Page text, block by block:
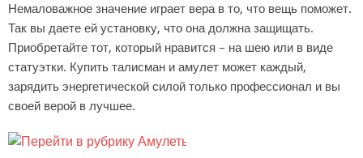
Немаловажное значение играет вера в то, что вещь поможет.
Так вы даете ей установку, что она должна защищать.
Приобретайте тот, который нравится – на шею или в виде
статуэтки. Купить талисман и амулет может каждый,
зарядить энергетической силой только профессионал и вы
своей верой в лучшее.